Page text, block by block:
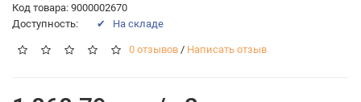
Код товара: 9000002670
Доступность:
✔ На складе
0 отзывов / Написать отзыв